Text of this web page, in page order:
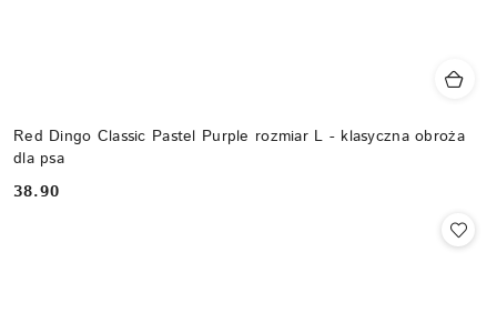
Red Dingo Classic Pastel Purple rozmiar L - klasyczna obroża
dla psa
Cena:
38.90